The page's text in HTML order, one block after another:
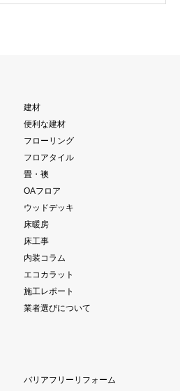
建材
便利な建材
フローリング
フロアタイル
畳・襖
OAフロア
ウッドデッキ
床暖房
床工事
内装コラム
エコカラット
施工レポート
業者選びについて
バリアフリーリフォーム